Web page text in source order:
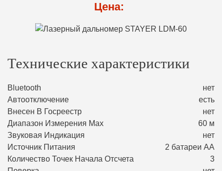
Цена:
Технические характеристики
Bluetooth
нет
Автоотключение
есть
Внесен В Госреестр
нет
Диапазон Измерения Max
60 м
Звуковая Индикация
нет
Источник Питания
2 батареи АА
Количество Точек Начала Отсчета
3